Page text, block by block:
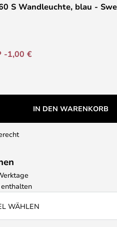
S Wandleuchte, blau -
-1,00 €
IN DEN WARENKORB
enthalten
WÄHLEN